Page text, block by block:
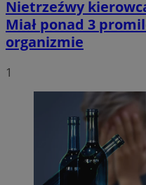
Nietrzeźwy
Miał ponad 3
organizmie
1